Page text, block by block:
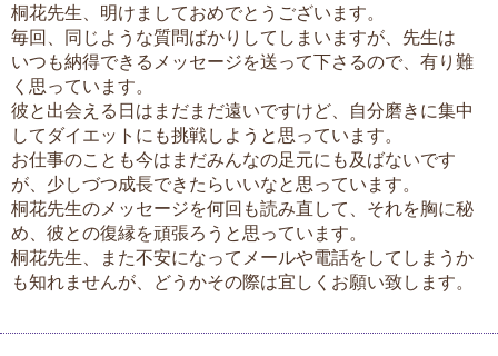
桐花先生、明けましておめでとうございます。
毎回、同じような質問ばかりしてしまいますが、先生は
いつも納得できるメッセージを送って下さるので、有り難
く思っています。
彼と出会える日はまだまだ遠いですけど、自分磨きに集中
してダイエットにも挑戦しようと思っています。
お仕事のことも今はまだみんなの足元にも及ばないです
が、少しづつ成長できたらいいなと思っています。
桐花先生のメッセージを何回も読み直して、それを胸に秘
め、彼との復縁を頑張ろうと思っています。
桐花先生、また不安になってメールや電話をしてしまうか
も知れませんが、どうかその際は宜しくお願い致します。